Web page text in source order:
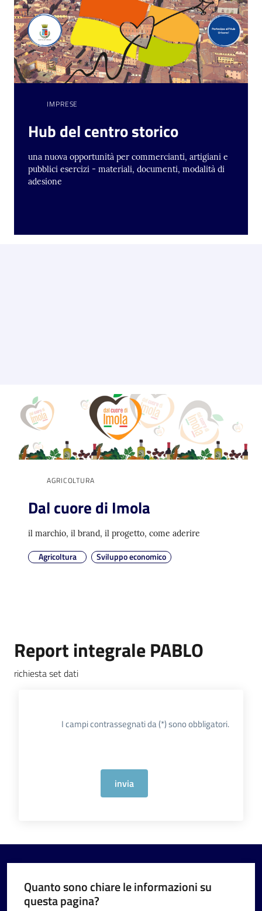
IMPRESE
Hub del centro storico
una nuova opportunità per commercianti, artigiani e
pubblici esercizi - materiali, documenti, modalità di
adesione
AGRICOLTURA
Dal cuore di Imola
il marchio, il brand, il progetto, come aderire
Agricoltura Sviluppo economico
Report integrale PABLO
richiesta set dati
I campi contrassegnati da (*) sono obbligatori.
invia
Quanto sono chiare le informazioni su
questa pagina?